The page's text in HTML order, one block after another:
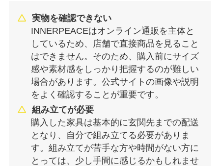
実物を確認できない
INNERPEACEはオンライン通販を主体と
しているため、店舗で直接商品を見ること
はできません。そのため、購入前にサイズ
感や素材感をしっかり把握するのが難しい
場合があります。公式サイトの画像や説明
をよく確認することが重要です。
組み立てが必要
購入した家具は基本的に玄関先までの配送
となり、自分で組み立てる必要がありま
す。組み立てが苦手な方や時間がない方に
とっては、少し手間に感じるかもしれませ